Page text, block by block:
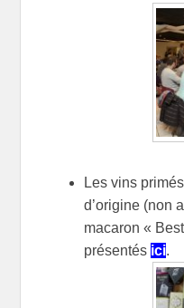
Les vins
d’origine (non
macaron «
présentés ici.